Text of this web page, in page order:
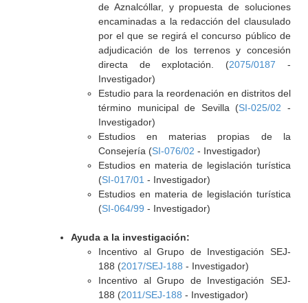
de Aznalcóllar, y propuesta de soluciones
encaminadas a la redacción del clausulado
por el que se regirá el concurso público de
adjudicación de los terrenos y concesión
directa de explotación. (2075/0187 -
Investigador)
Estudio para la reordenación en distritos del
término municipal de Sevilla (SI-025/02 -
Investigador)
Estudios en materias propias de la
Consejería (SI-076/02 - Investigador)
Estudios en materia de legislación turística
(SI-017/01 - Investigador)
Estudios en materia de legislación turística
(SI-064/99 - Investigador)
Ayuda a la investigación:
Incentivo al Grupo de Investigación SEJ-
188 (2017/SEJ-188 - Investigador)
Incentivo al Grupo de Investigación SEJ-
188 (2011/SEJ-188 - Investigador)